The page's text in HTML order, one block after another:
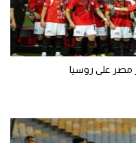
مصر على روسيا